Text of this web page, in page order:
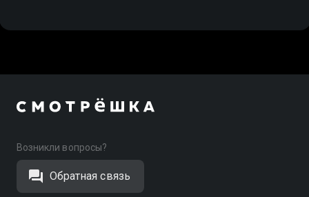
Возникли вопросы?
Обратная связь